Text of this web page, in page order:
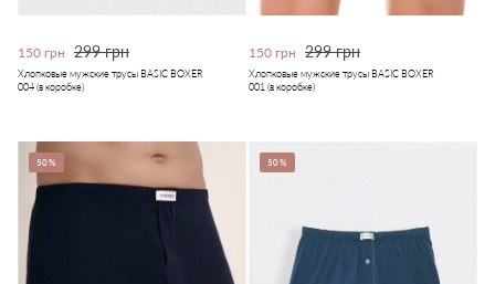
150 грн 299 грн
Хлопковые мужские трусы BASIC BOXER
004 (в коробке)
150 грн 299 грн
Хлопковые мужские трусы BASIC BOXER
001 (в коробке)
50% 50%